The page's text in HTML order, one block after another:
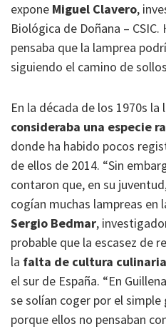
expone Miguel Clavero,
Biológica de Doñana –
pensaba que la lamprea
siguiendo el camino de
En la década de los 1970s la
consideraba una especie
donde ha habido pocos
de ellos de 2014. “Sin
contaron que, en su
cogían muchas lampreas en
Sergio Bedmar,
probable que la escasez de
la falta de cultura culinaria
el sur de España. “En
se solían coger por el
porque ellos no pensaban